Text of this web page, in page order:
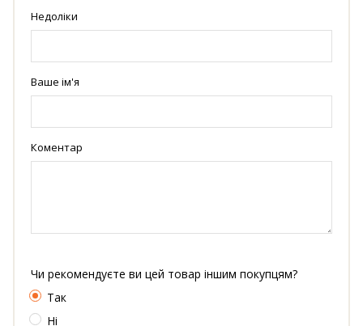
Недоліки
Ваше ім'я
Коментар
Чи рекомендуєте ви цей товар іншим покупцям?
Так
Ні